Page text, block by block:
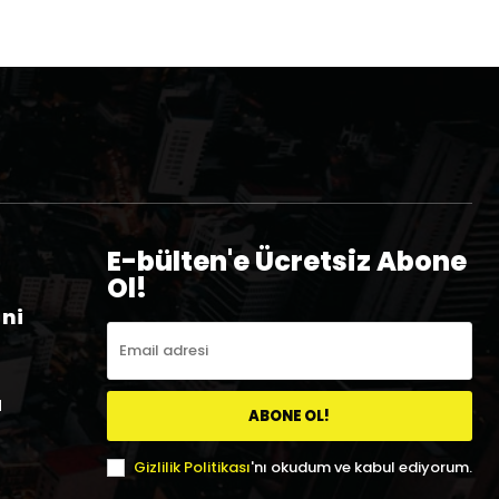
E-bülten'e Ücretsiz Abone
Ol!
ABONE OL!
Gizlilik Politikası'nı okudum ve kabul ediyorum.